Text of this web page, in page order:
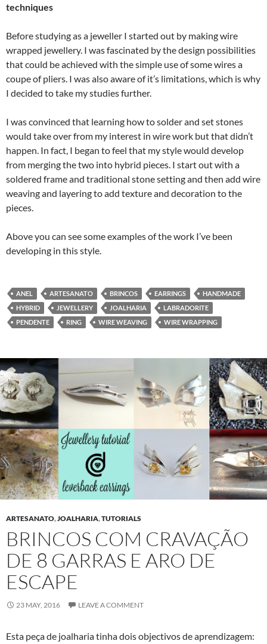
techniques
Before studying as a jeweller I started out by making wire
wrapped jewellery. I was fascinated by the design possibilities
that could be achieved with the simple use of some wires a
coupe of pliers. I was also aware of it’s limitations, which is why
I decided to take my studies further.
I was convinced that learning how to solder and set stones
would take over from my interest in wire work but that didn’t
happen. In fact, I began to feel that my style would develop
from merging the two into hybrid pieces. I start out with a
soldered frame and traditional stone setting and then add wire
weaving and layering to add texture and decoration to the
pieces.
Above you can see some examples of the work I’ve been
developing in this style.
ANEL ARTESANATO BRINCOS EARRINGS
HANDMADE
HYBRID
JEWELLERY JOALHARIA
LABRADORITE
PENDENTE
RING WIRE WEAVING WIRE WRAPPING
ARTESANATO,JOALHARIA,TUTORIALS
BRINCOS COM CRAVAÇÃO
DE 8 GARRAS E ARO DE
ESCAPE
23 MAY, 2016 LEAVE A COMMENT
Esta peça de joalharia tinha dois objectivos de aprendizagem: